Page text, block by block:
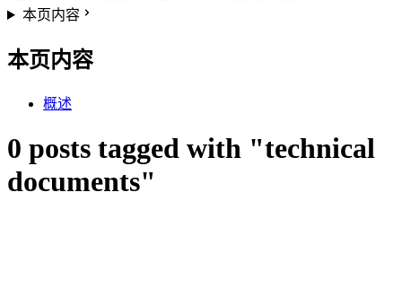
本页内容
本页内容
概述
0 posts tagged with "technical
documents"